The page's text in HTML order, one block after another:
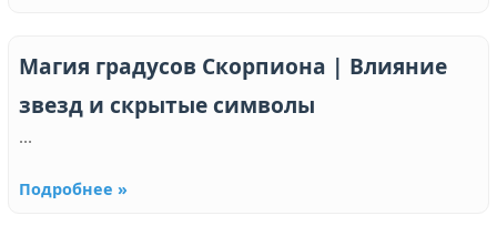
Магия градусов Скорпиона | Влияние
звезд и скрытые символы
...
Подробнее »